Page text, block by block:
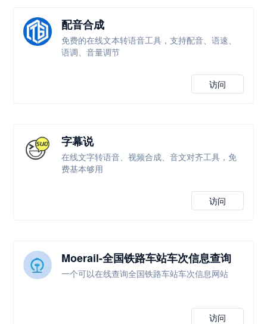
配音合成
免费的在线文本转语音工具，支持配音、语速、
语调、音量调节
访问
字幕说
在线文字转语音、视频合成、音文对齐工具，免
费基本够用
访问
Moerail-全国铁路车站车次信息查询
一个可以在线查询全国铁路车站车次信息网站
访问